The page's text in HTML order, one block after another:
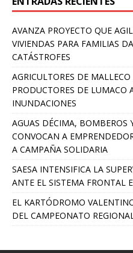
AVANZA PROYECTO QUE
VIVIENDAS PARA FAMILIAS
CATÁSTROFES
AGRICULTORES DE
PRODUCTORES DE LUMACO
INUNDACIONES
AGUAS DÉCIMA, BOMBEROS
CONVOCAN A
A CAMPAÑA SOLIDARIA
SAESA INTENSIFICA LA
ANTE EL SISTEMA FRONTAL
EL KARTÓDROMO
DEL CAMPEONATO